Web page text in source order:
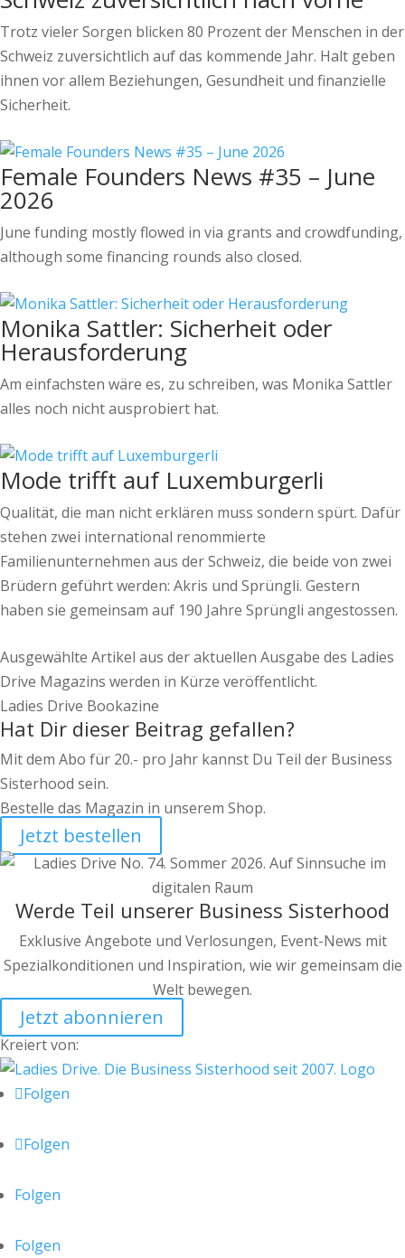
Trotz vieler Sorgen blicken 80 Prozent der Menschen in der
Schweiz zuversichtlich auf das kommende Jahr. Halt geben
ihnen vor allem Beziehungen, Gesundheit und finanzielle
Sicherheit.
Female Founders News #35 – June
2026
June funding mostly flowed in via grants and crowdfunding,
although some financing rounds also closed.
Monika Sattler: Sicherheit oder
Herausforderung
Am einfachsten wäre es, zu schreiben, was Monika Sattler
alles noch nicht ausprobiert hat.
Mode trifft auf Luxemburgerli
Qualität, die man nicht erklären muss sondern spürt. Dafür
stehen zwei international renommierte
Familienunternehmen aus der Schweiz, die beide von zwei
Brüdern geführt werden: Akris und Sprüngli. Gestern
haben sie gemeinsam auf 190 Jahre Sprüngli angestossen.
Ausgewählte Artikel aus der aktuellen Ausgabe des Ladies
Drive Magazins werden in Kürze veröffentlicht.
Ladies Drive Bookazine
Hat Dir dieser Beitrag gefallen?
Mit dem Abo für 20.- pro Jahr kannst Du Teil der Business
Sisterhood sein.
Bestelle das Magazin in unserem Shop.
Jetzt bestellen
Werde Teil unserer Business Sisterhood
Exklusive Angebote und Verlosungen, Event-News mit
Spezialkonditionen und Inspiration, wie wir gemeinsam die
Welt bewegen.
Jetzt abonnieren
Kreiert von:
Folgen
Folgen
Folgen
Folgen